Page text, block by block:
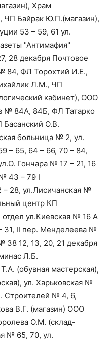
Храм
ЧП Байрак Ю.П.(магазин),
53 – 59, 61 ул.
"Антимафия"
28 декабря Почтовое
84, ФЛ Торохтий И.Е.,
Л.М., ЧП
кабинет), ООО
№ 84А, 84Б, ФЛ Татарко
Басанский О.В.
больница № 2, ул.
– 65, 64 – 66, 70 – 84,
Гончара № 17 – 21, 16
43 – 79 I
– 28, ул.Лисичанская №
центр КП
отдел ул.Киевская № 16 А
31, II пер. Менделеева №
38 12, 13, 20, 21 декабря
Л.Б.
(обувная мастерская),
ул. Харьковская №
Строителей № 4, 6,
В.Г. (магазин) ООО
О.М. (склад-
№ 65, 70, ул.